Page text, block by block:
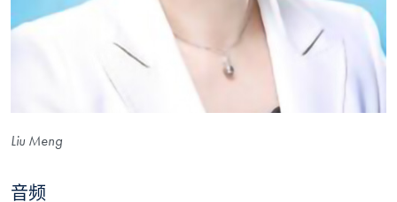
Liu Meng